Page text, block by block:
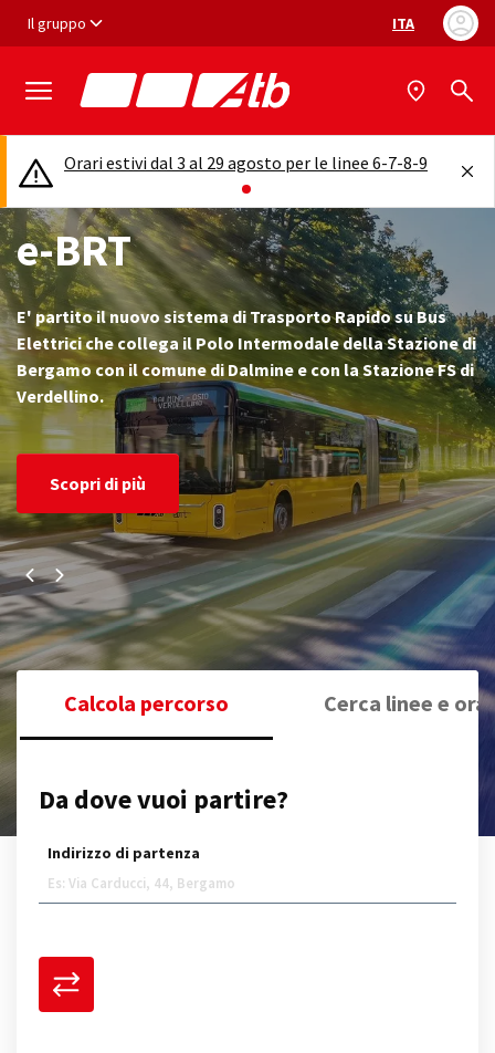
Vai ai contenuti
Vai al footer
Il gruppo Selezione
ITA
Orari estivi dal 3 al 29 agosto per le linee 6-7-8-9
e-BRT
E' partito il nuovo sistema di Trasporto Rapido su Bus
Elettrici che collega il Polo Intermodale della Stazione di
Bergamo con il comune di Dalmine e con la Stazione FS di
Verdellino.
Scopri di più
Calcola percorso Cerca linee e
Da dove vuoi partire?
Indirizzo di partenza